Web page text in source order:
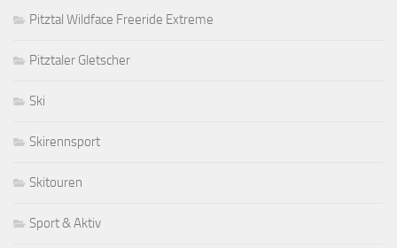
Pitztal Wildface Freeride Extreme
Pitztaler Gletscher
Ski
Skirennsport
Skitouren
Sport & Aktiv